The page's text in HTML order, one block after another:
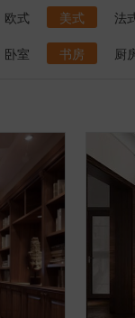
欧式 美式
法
卧室 书房 厨